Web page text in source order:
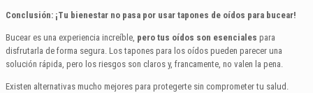
Conclusión: ¡Tu bienestar no pasa por usar tapones de oídos para bucear!
Bucear es una experiencia increíble, pero tus oídos son esenciales para
disfrutarla de forma segura. Los tapones para los oídos pueden parecer una
solución rápida, pero los riesgos son claros y, francamente, no valen la pena.
Existen alternativas mucho mejores para protegerte sin comprometer tu salud.